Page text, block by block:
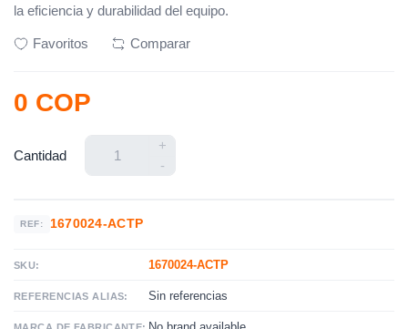
la eficiencia y durabilidad del equipo.
Favoritos Comparar
0 COP
Cantidad
+
-
REF: 1670024-ACTP
SKU: 1670024-ACTP
REFERENCIAS ALIAS: Sin referencias